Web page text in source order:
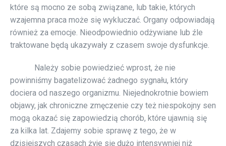
które są mocno ze sobą związane, lub takie, których
wzajemna praca może się wykluczać. Organy odpowiadają
również za emocje. Nieodpowiednio odżywiane lub źle
traktowane będą ukazywały z czasem swoje dysfunkcje.
Należy sobie powiedzieć wprost, że nie
powinniśmy bagatelizować żadnego sygnału, który
dociera od naszego organizmu. Niejednokrotnie bowiem
objawy, jak chroniczne zmęczenie czy też niespokojny sen
mogą okazać się zapowiedzią chorób, które ujawnią się
za kilka lat. Zdajemy sobie sprawę z tego, że w
dzisiejszych czasach żyje się dużo intensywniej niż